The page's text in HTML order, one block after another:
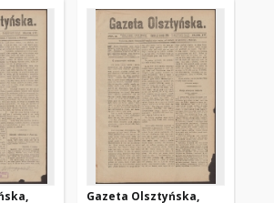
Gazeta Olsztyńska,